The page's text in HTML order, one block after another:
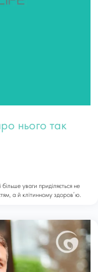
нього так
уваги приділяється не
а й клітинному здоров’ю.